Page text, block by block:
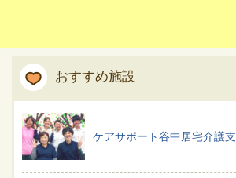
おすすめ施設
ケアサポート谷中居宅介護